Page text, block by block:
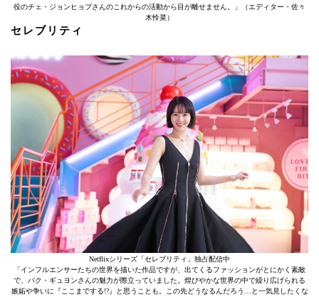
役のチェ・ジョンヒョプさんのこれからの活動から目が離せません。」（エディター・佐々
木怜菜）
セレブリティ
Netflixシリーズ「セレブリティ」独占配信中
「インフルエンサーたちの世界を描いた作品ですが、出てくるファッションがとにかく素敵
で、パク・ギュヨンさんの魅力が際立っていました。煌びやかな世界の中で繰り広げられる
嫉妬や争いに『ここまでする!?』と思うことも。この先どうなるんだろう…と一気見したくな